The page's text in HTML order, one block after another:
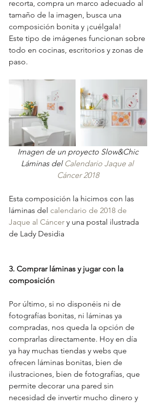
recorta, compra un marco adecuado al
tamaño de la imagen, busca una
composición bonita y ¡cuélgala!
Este tipo de imágenes funcionan sobre
todo en cocinas, escritorios y zonas de
paso.
Imagen de un proyecto Slow&Chic
Láminas del Calendario Jaque al
Cáncer 2018
Esta composición la hicimos con las
láminas del calendario de 2018 de
Jaque al Cáncer y una postal ilustrada
de Lady Desidia
3. Comprar láminas y jugar con la
composición
Por último, si no disponéis ni de
fotografías bonitas, ni láminas ya
compradas, nos queda la opción de
comprarlas directamente. Hoy en día
ya hay muchas tiendas y webs que
ofrecen láminas bonitas, bien de
ilustraciones, bien de fotografías, que
permite decorar una pared sin
necesidad de invertir mucho dinero y